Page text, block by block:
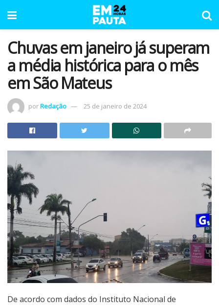
Chuvas em janeiro já superam
a média histórica para o mês
em São Mateus
porRedação 25 de janeiro de 2024
De acordo com dados do Instituto Nacional de